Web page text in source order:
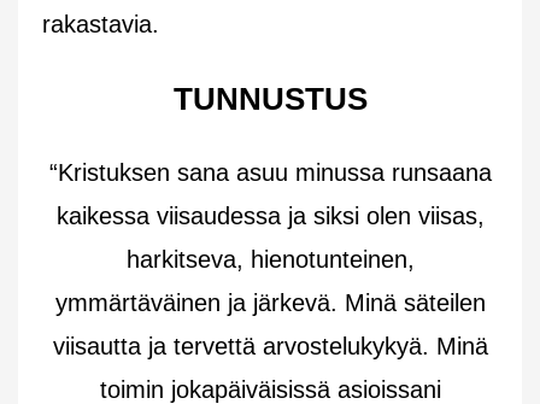
rakastavia.
TUNNUSTUS
“Kristuksen sana asuu minussa runsaana
kaikessa viisaudessa ja siksi olen viisas,
harkitseva, hienotunteinen,
ymmärtäväinen ja järkevä. Minä säteilen
viisautta ja tervettä arvostelukykyä. Minä
toimin jokapäiväisissä asioissani